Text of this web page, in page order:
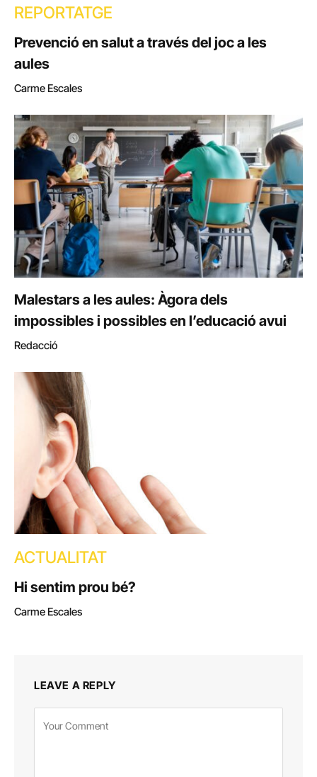
REPORTATGE
Prevenció en salut a través del joc a les
aules
Carme Escales
Malestars a les aules: Àgora dels
impossibles i possibles en l’educació avui
Redacció
ACTUALITAT
Hi sentim prou bé?
Carme Escales
LEAVE A REPLY